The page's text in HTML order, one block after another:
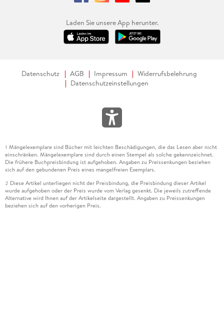
Laden Sie unsere App herunter.
Datenschutz AGB Impressum
Widerrufsbelehrung
Datenschutzeinstellungen
1 Mängelexemplare sind Bücher mit leichten Beschädigungen, die das Lesen aber nicht
einschränken. Mängelexemplare sind durch einen Stempel als solche gekennzeichnet.
Die frühere Buchpreisbindung ist aufgehoben. Angaben zu Preissenkungen beziehen
sich auf den gebundenen Preis eines mangelfreien Exemplars.
2 Diese Artikel unterliegen nicht der Preisbindung, die Preisbindung dieser Artikel
wurde aufgehoben oder der Preis wurde vom Verlag gesenkt. Die jeweils zutreffende
Alternative wird Ihnen auf der Artikelseite dargestellt. Angaben zu Preissenkungen
beziehen sich auf den vorherigen Preis.